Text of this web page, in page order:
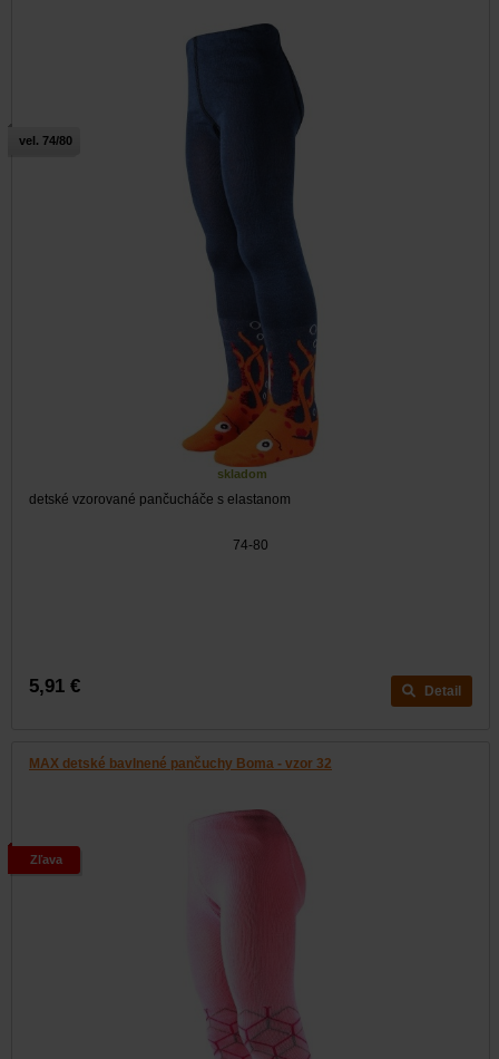
skladom
detské vzorované pančucháče s elastanom
74-80
vel. 74/80
5,91 € Detail
MAX detské bavlnené pančuchy Boma - vzor 32
Zľava